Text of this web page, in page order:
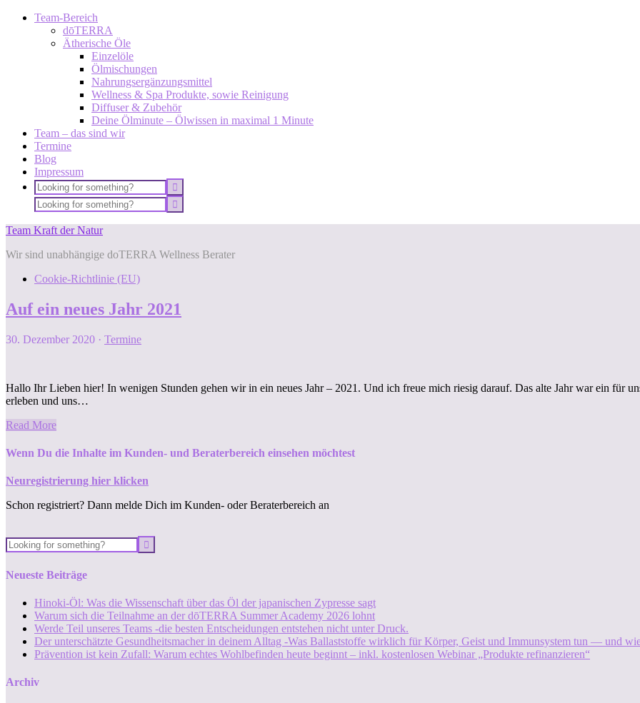
Team-Bereich
dōTERRA
Ätherische Öle
Einzelöle
Ölmischungen
Nahrungsergänzungsmittel
Wellness & Spa Produkte, sowie Reinigung
Diffuser & Zubehör
Deine Ölminute – Ölwissen in maximal 1 Minute
Team – das sind wir
Termine
Blog
Impressum
Team Kraft der Natur
Wir sind unabhängige doTERRA Wellness Berater
Cookie-Richtlinie (EU)
Auf ein neues Jahr 2021
30. Dezember 2020 · Termine
Hallo Ihr Lieben hier! In wenigen Stunden gehen wir in ein neues Jahr – 2021. Und ich freue mich riesig darauf. Das alte Jahr war ein für
erleben und uns…
Read More
Wenn Du die Inhalte im Kunden- und Beraterbereich einsehen möchtest
Neuregistrierung hier klicken
Schon registriert? Dann melde Dich im Kunden- oder Beraterbereich an
Neueste Beiträge
Hinoki-Öl: Was die Wissenschaft über das Öl der japanischen Zypresse sagt
Warum sich die Teilnahme an der dōTERRA Summer Academy 2026 lohnt
Werde Teil unseres Teams -die besten Entscheidungen entstehen nicht unter Druck.
Der unterschätzte Gesundheitsmacher in deinem Alltag -Was Ballaststoffe wirklich für Körper, Geist und Immunsystem tun — und
Prävention ist kein Zufall: Warum echtes Wohlbefinden heute beginnt – inkl. kostenlosen Webinar „Produkte refinanzieren“
Archiv